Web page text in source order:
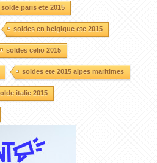
solde paris ete 2015
soldes en belgique ete 2015
soldes celio 2015
soldes ete 2015 alpes maritimes
italie 2015